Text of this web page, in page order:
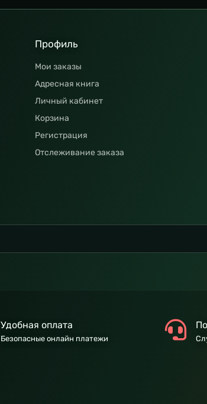
Профиль
Мои заказы
Адресная книга
Личный кабинет
Корзина
Регистрация
Отслеживание заказа
Удобная оплата
Безопасные онлайн платежи